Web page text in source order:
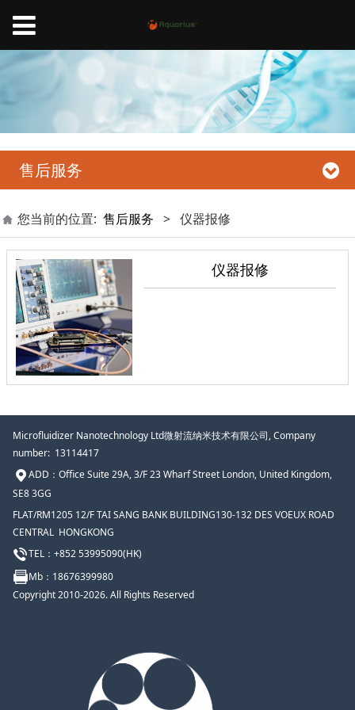
售后服务
您当前的位置: 售后服务 > 仪器报修
仪器报修
Microfluidizer Nanotechnology Ltd微射流纳米技术有限公司, Company
number: 13114417
ADD： Office Suite 29A, 3/F 23 Wharf Street London, United Kingdom,
SE8 3GG
FLAT/RM1205 12/F TAI SANG BANK BUILDING130-132 DES VOEUX ROAD
CENTRAL HONGKONG
TEL：+852 53995090(HK)
Mb：18676399980
Copyright 2010-2026. All Rights Reserved